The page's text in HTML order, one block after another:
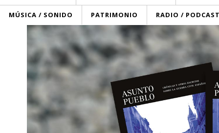
MÚSICA / SONIDO PATRIMONIO RADIO / PODCAST
Sobre el CCESantiago
> Ir a Sobre el CCESantiago
Red AECID
¿Cómo trabajamos?
Agenda
Buzón de proyectos
Convocatorias
Noticias